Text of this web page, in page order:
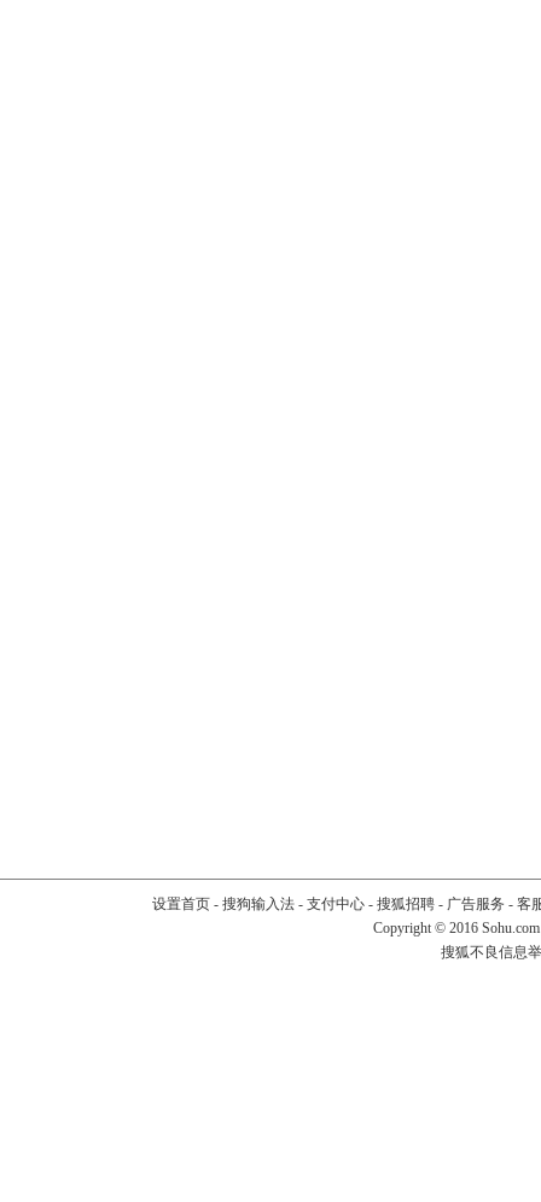
设置首页- 搜狗输入法- 支付中心- 搜狐招聘- 广告服务 - 客
Copyright © 2016
搜狐不良信息